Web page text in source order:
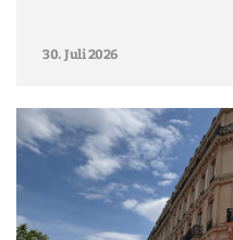
30. Juli 2026